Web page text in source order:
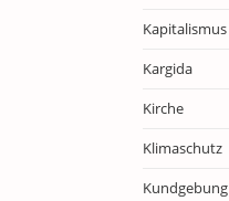
Kapitalismus
Kargida
Kirche
Klimaschutz
Kundgebung